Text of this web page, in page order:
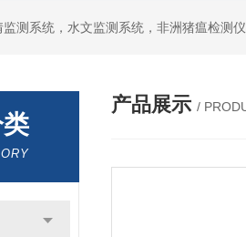
测系统，水文监测系统，非洲猪瘟检测
产品展示 /